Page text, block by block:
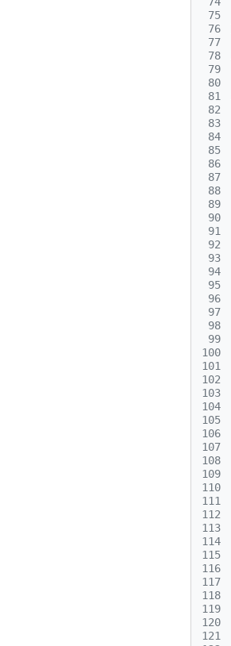
75
76
77
78
79
80
81
82
83
84
85
86
87
88
89
90
91
92
93
94
95
96
97
98
99
100
101
102
103
104
105
106
107
108
109
110
111
112
113
114
115
116
117
118
119
120
121